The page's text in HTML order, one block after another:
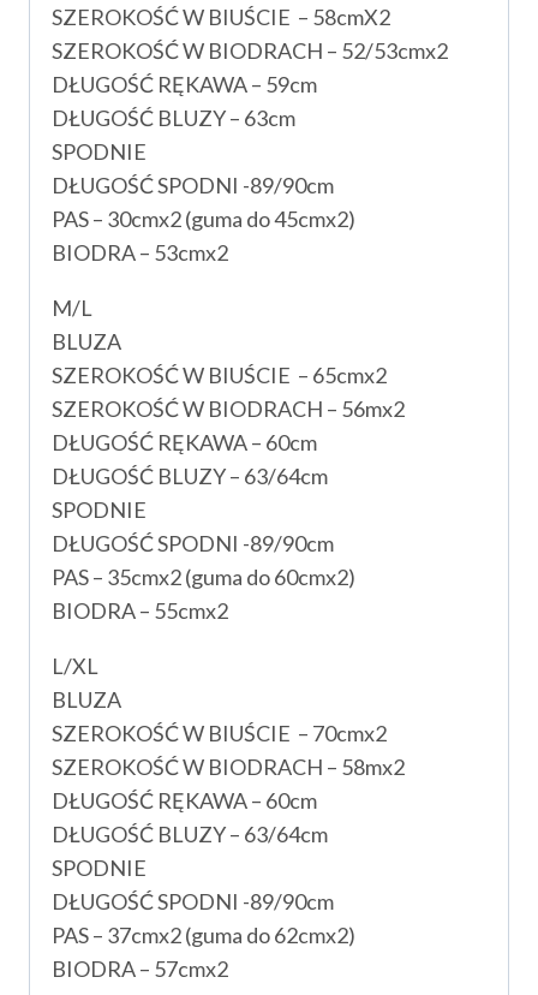
SZEROKOŚĆ W BIUŚCIE – 58cmX2
SZEROKOŚĆ W BIODRACH – 52/53cmx2
DŁUGOŚĆ RĘKAWA – 59cm
DŁUGOŚĆ BLUZY – 63cm
SPODNIE
DŁUGOŚĆ SPODNI -89/90cm
PAS – 30cmx2 (guma do 45cmx2)
BIODRA – 53cmx2
M/L
BLUZA
SZEROKOŚĆ W BIUŚCIE – 65cmx2
SZEROKOŚĆ W BIODRACH – 56mx2
DŁUGOŚĆ RĘKAWA – 60cm
DŁUGOŚĆ BLUZY – 63/64cm
SPODNIE
DŁUGOŚĆ SPODNI -89/90cm
PAS – 35cmx2 (guma do 60cmx2)
BIODRA – 55cmx2
L/XL
BLUZA
SZEROKOŚĆ W BIUŚCIE – 70cmx2
SZEROKOŚĆ W BIODRACH – 58mx2
DŁUGOŚĆ RĘKAWA – 60cm
DŁUGOŚĆ BLUZY – 63/64cm
SPODNIE
DŁUGOŚĆ SPODNI -89/90cm
PAS – 37cmx2 (guma do 62cmx2)
BIODRA – 57cmx2